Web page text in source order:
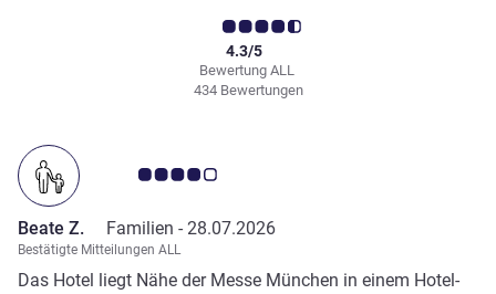
Bewertung ALL
4.3/5
434 Bewertungen
Note Kundenmeinungen 4.0/5
Beate Z. Familien - 28.07.2026
Bestätigte Mitteilungen ALL
Das Hotel liegt Nähe der Messe München in einem Hotel-